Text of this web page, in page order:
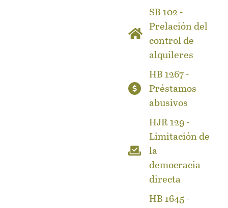
SB 102 -
Prelación del
control de
alquileres
HB 1267 -
Préstamos
abusivos
HJR 129 -
Limitación de
la
democracia
directa
HB 1645 -